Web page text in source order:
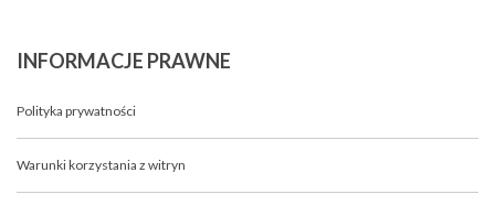
INFORMACJE PRAWNE
Polityka prywatności
Warunki korzystania z witryn